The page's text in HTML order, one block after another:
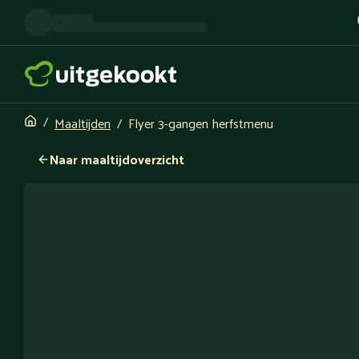
Maaltijden
Flyer 3-gangen herfstmenu
Naar maaltijdoverzicht